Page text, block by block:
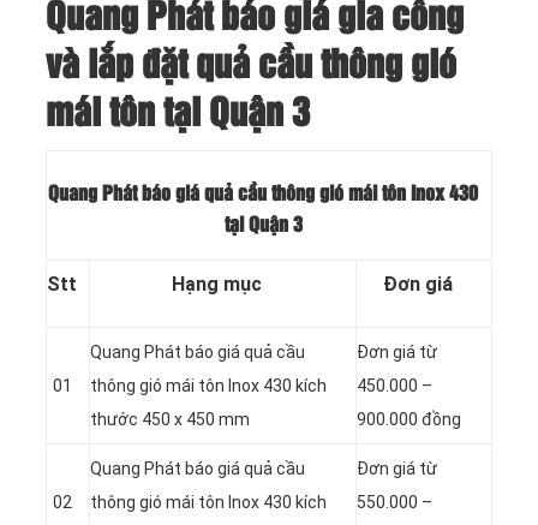
Quang Phát báo giá gia công
và lắp đặt quả cầu thông gió
mái tôn tại Quận 3
Quang Phát báo giá quả cầu thông gió mái tôn Inox 430
tại Quận 3
Stt Hạng mục Đơn giá
01
Quang Phát báo giá quả cầu
thông gió mái tôn Inox 430 kích
thước 450 x 450 mm
Đơn giá từ
450.000 –
900.000 đồng
02
Quang Phát báo giá quả cầu
thông gió mái tôn Inox 430 kích
Đơn giá từ
550.000 –